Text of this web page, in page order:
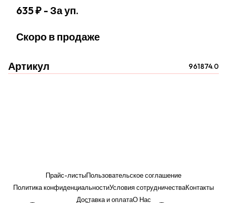
635 ₽ - За уп.
Скоро в продаже
Артикул 961874.0
Прайс-листыПользовательское соглашение
Политика конфиденциальностиУсловия сотрудничестваКонтакты
Доставка и оплатаО Нас